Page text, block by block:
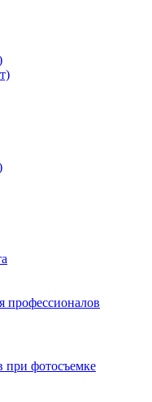
профессионалов
при фотосъемке